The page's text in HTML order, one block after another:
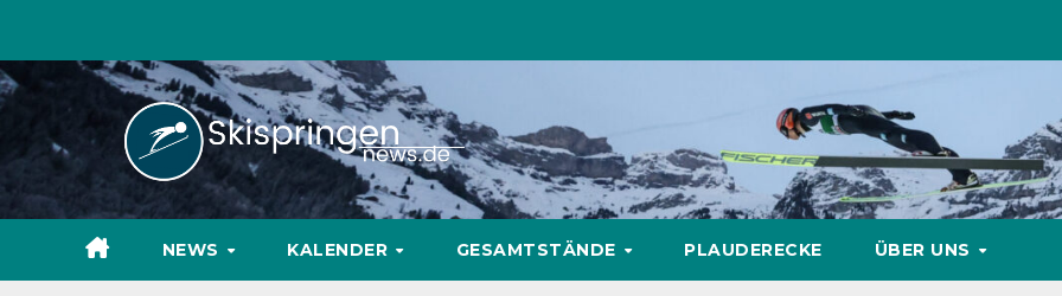
springen
NEWS KALENDER GESAMTSTÄNDE PLAUDERECKE ÜBER UNS